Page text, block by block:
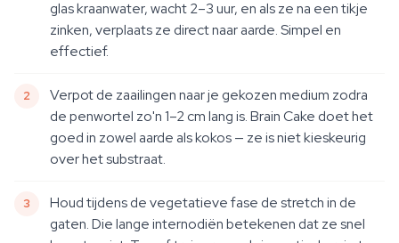
glas kraanwater, wacht 2–3 uur, en als ze na een tikje
zinken, verplaats ze direct naar aarde. Simpel en
effectief.
Verpot de zaailingen naar je gekozen medium zodra
de penwortel zo'n 1–2 cm lang is. Brain Cake doet het
goed in zowel aarde als kokos — ze is niet kieskeurig
over het substraat.
Houd tijdens de vegetatieve fase de stretch in de
gaten. Die lange internodiën betekenen dat ze snel